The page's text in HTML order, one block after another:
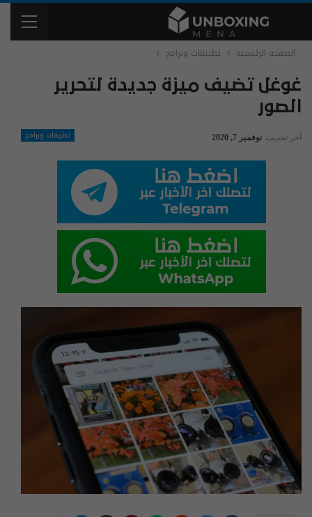
الصفحة الرئيسية تطبيقات وبرامج
غوغل تضيف ميزة جديدة لتحرير
الصور
تطبيقات وبرامج آخر تحديث نوفمبر 7, 2020